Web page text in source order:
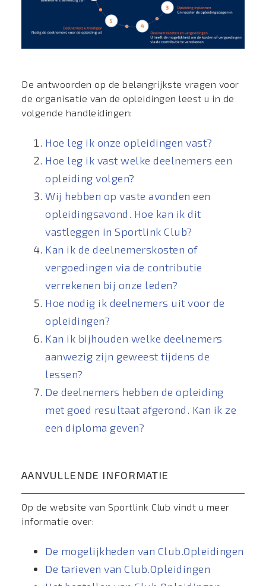
De antwoorden op de belangrijkste vragen voor
de organisatie van de opleidingen leest u in de
volgende handleidingen:
Hoe leg ik onze opleidingen vast?
Hoe leg ik vast welke deelnemers een
opleiding volgen?
Wij hebben op vaste avonden een
opleidingsavond. Hoe kan ik dit
vastleggen in Sportlink Club?
Kan ik de deelnemerskosten of
vergoedingen via de contributie
verrekenen bij onze leden?
Hoe nodig ik deelnemers uit voor de
opleidingen?
Kan ik bijhouden welke deelnemers
aanwezig zijn geweest tijdens de
lessen?
De deelnemers hebben de opleiding
met goed resultaat afgerond. Kan ik ze
een diploma geven?
AANVULLENDE INFORMATIE
Op de website van Sportlink Club vindt u meer
informatie over:
De mogelijkheden van Club.Opleidingen
De tarieven van Club.Opleidingen